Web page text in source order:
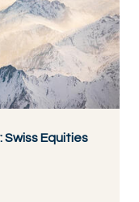
Swiss Equities